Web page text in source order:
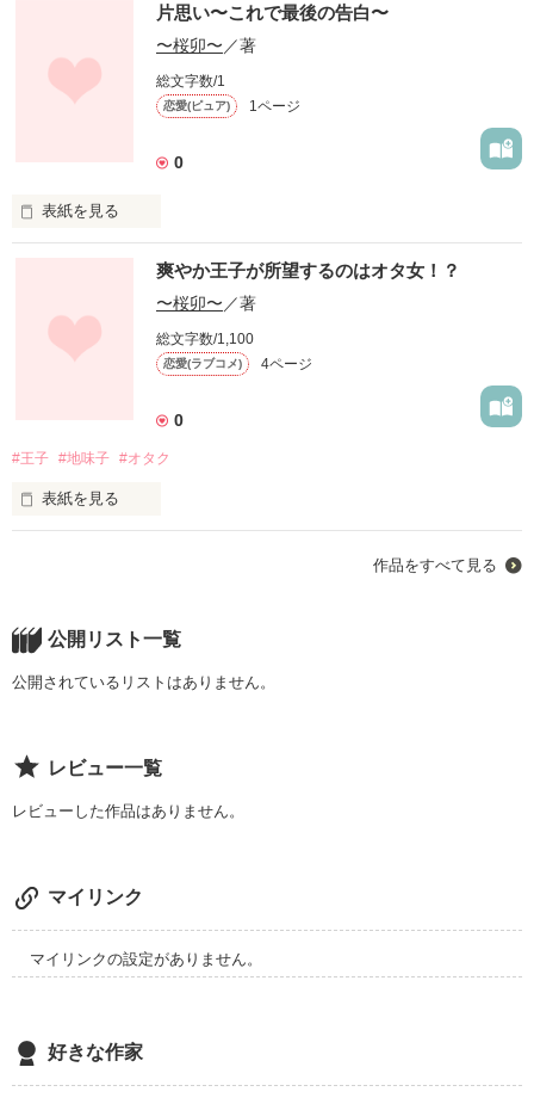
片思い〜これで最後の告白〜
〜桜卯〜 ／著
総文字数/1
恋愛(ピュア) 1ページ
0
表紙を見る
何度の告白にもOKはもらえず
柚は、傷つく心に耐えられなくなっていく
いつもと同じ返事だとしても
もうあなたには会いに来れないな
作品を読む
爽やか王子が所望するのはオタ女！？
〜桜卯〜 ／著
総文字数/1,100
恋愛(ラブコメ) 4ページ
0
#王子 #地味子 #オタク
表紙を見る
                              ×
                       爽やか王子
「(えっ怖逃げよ「逃がすわけないでしょ」
        二次元に生きたいので、
初作品です
誤字脱字等あると思います！
徐々に直していきますので、ご指摘、ご意見お待ちしてます
作品をすべて見る
公開リスト一覧
公開されているリストはありません。
レビュー一覧
レビューした作品はありません。
マイリンク
マイリンクの設定がありません。
好きな作家